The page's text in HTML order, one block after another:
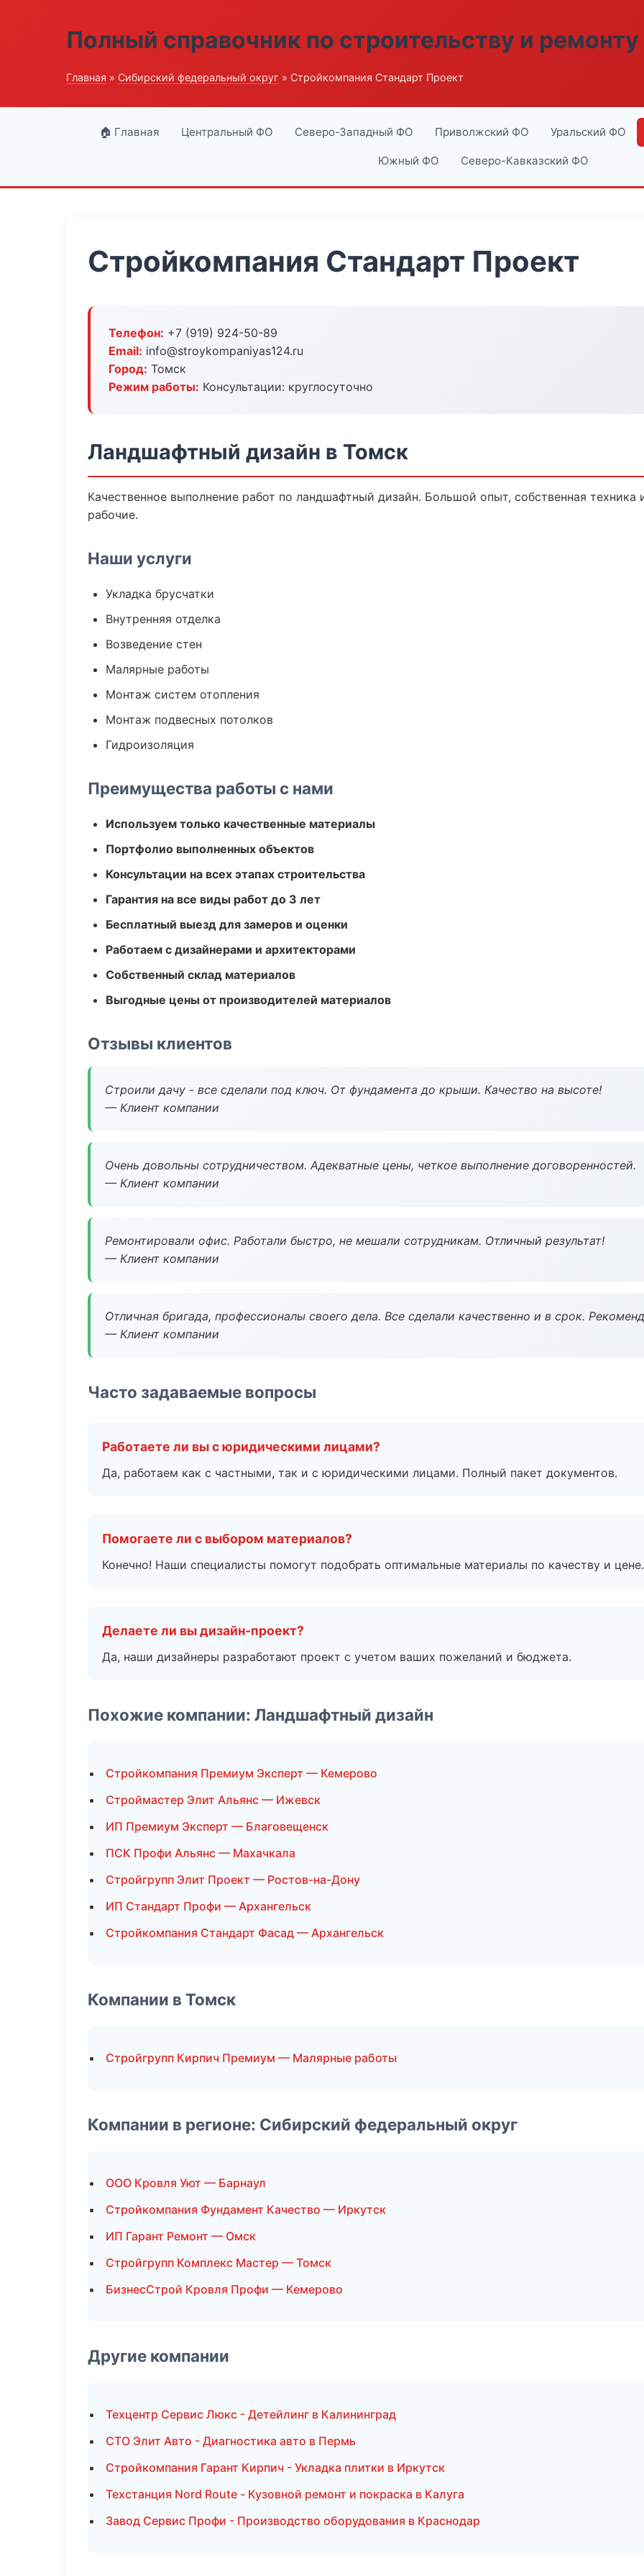
Полный справочник по строительству и ремонту
Главная » Сибирский федеральный округ » Стройкомпания Стандарт Проект
🏠 Главная Центральный ФО Северо-Западный ФО Приволжский ФО Уральский ФО
Южный ФО Северо-Кавказский ФО
Стройкомпания Стандарт Проект
Телефон: +7 (919) 924-50-89
Email: info@stroykompaniyas124.ru
Город: Томск
Режим работы: Консультации: круглосуточно
Ландшафтный дизайн в Томск
Качественное выполнение работ по ландшафтный дизайн. Большой опыт, собственная
рабочие.
Наши услуги
Укладка брусчатки
Внутренняя отделка
Возведение стен
Малярные работы
Монтаж систем отопления
Монтаж подвесных потолков
Гидроизоляция
Преимущества работы с нами
Используем только качественные материалы
Портфолио выполненных объектов
Консультации на всех этапах строительства
Гарантия на все виды работ до 3 лет
Бесплатный выезд для замеров и оценки
Работаем с дизайнерами и архитекторами
Собственный склад материалов
Выгодные цены от производителей материалов
Отзывы клиентов
Строили дачу - все сделали под ключ. От фундамента до крыши. Качество на высоте!
— Клиент компании
Очень довольны сотрудничеством. Адекватные цены, четкое выполнение договоренностей.
— Клиент компании
Ремонтировали офис. Работали быстро, не мешали сотрудникам. Отличный результат!
— Клиент компании
Отличная бригада, профессионалы своего дела. Все сделали качественно и в срок.
— Клиент компании
Часто задаваемые вопросы
Работаете ли вы с юридическими лицами?
Да, работаем как с частными, так и с юридическими лицами. Полный пакет документов.
Помогаете ли с выбором материалов?
Конечно! Наши специалисты помогут подобрать оптимальные материалы по качеству и цене.
Делаете ли вы дизайн-проект?
Да, наши дизайнеры разработают проект с учетом ваших пожеланий и бюджета.
Похожие компании: Ландшафтный дизайн
Стройкомпания Премиум Эксперт — Кемерово
Строймастер Элит Альянс — Ижевск
ИП Премиум Эксперт — Благовещенск
ПСК Профи Альянс — Махачкала
Стройгрупп Элит Проект — Ростов-на-Дону
ИП Стандарт Профи — Архангельск
Стройкомпания Стандарт Фасад — Архангельск
Компании в Томск
Стройгрупп Кирпич Премиум — Малярные работы
Компании в регионе: Сибирский федеральный округ
ООО Кровля Уют — Барнаул
Стройкомпания Фундамент Качество — Иркутск
ИП Гарант Ремонт — Омск
Стройгрупп Комплекс Мастер — Томск
БизнесСтрой Кровля Профи — Кемерово
Другие компании
Техцентр Сервис Люкс - Детейлинг в Калининград
СТО Элит Авто - Диагностика авто в Пермь
Стройкомпания Гарант Кирпич - Укладка плитки в Иркутск
Техстанция Nord Route - Кузовной ремонт и покраска в Калуга
Завод Сервис Профи - Производство оборудования в Краснодар